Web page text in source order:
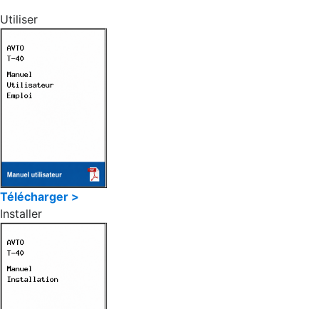
Utiliser
Télécharger >
Installer